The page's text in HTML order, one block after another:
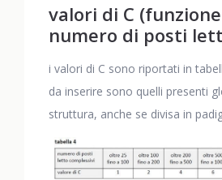
valori di C
numero di posti
i valori di C sono riportati in
da inserire sono quelli presenti
struttura, anche se divisa in